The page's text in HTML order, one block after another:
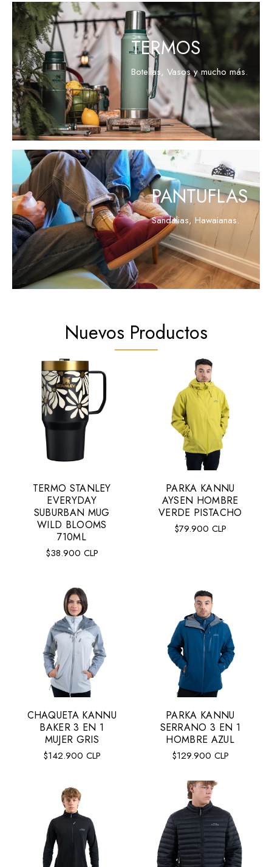
TERMOS
Botellas, Vasos y mucho más.
VER PRODUCTOS
PANTUFLAS
Sandalias, Hawaianas.
VER PRODUCTOS
Nuevos Productos
TERMO STANLEY
EVERYDAY
SUBURBAN MUG
WILD BLOOMS
710ML
Precio
$38.900 CLP
Talla:M
M
L XL
PARKA KANNU
AYSEN HOMBRE
VERDE PISTACHO
Precio
$79.900 CLP
Talla:XL
L M S
AGREGAR AL CARRITO
CHAQUETA KANNU
BAKER 3 EN 1
MUJER GRIS
Precio
$142.900 CLP
Tall:XL
XL
L M
AGREGAR AL CARRITO
PARKA KANNU
SERRANO 3 EN 1
HOMBRE AZUL
Precio
$129.900 CLP